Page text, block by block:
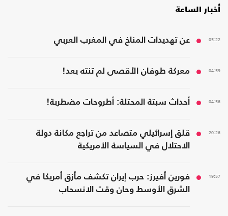
أخبار الساعة
05:22 عن تهديدات المناخ في المغرب العربي
04:59 معركة طوفان الأقصى لم تنته بعد!
04:56 أحداث سبتة المحتلة: أطروحات مضطربة!
20:26
قلق إسرائيلي متصاعد من تراجع مكانة دولة
الاحتلال في السياسة الأمريكية
19:57
فورين أفيرز: حرب إيران تكشف مأزق أمريكا في
الشرق الأوسط وحان وقت الانسحاب